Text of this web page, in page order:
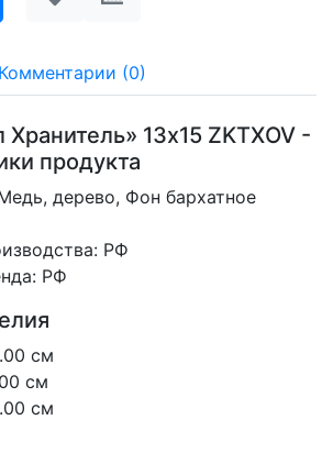
Комментарии (0)
13х15 ZKTXOV -
продукта
дерево, Фон бархатное
РФ
РФ
см
см
см